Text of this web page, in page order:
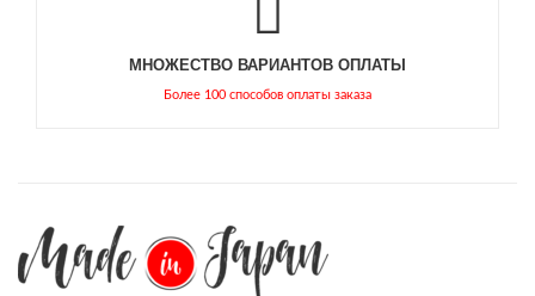
МНОЖЕСТВО ВАРИАНТОВ ОПЛАТЫ
Более 100 способов оплаты заказа